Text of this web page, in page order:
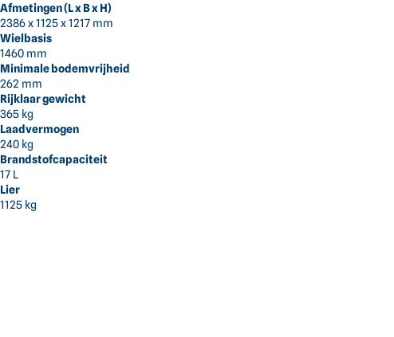
CFMoto
Quad CFORCE 520 L EPS L7
495 cc, 2-persoons L7e
0 Reviews
Afmetingen (L x B x H)
2386 x 1125 x 1217 mm
Wielbasis
1460 mm
Minimale bodemvrijheid
262 mm
Rijklaar gewicht
365 kg
Laadvermogen
240 kg
Brandstofcapaciteit
17 L
Lier
1125 kg